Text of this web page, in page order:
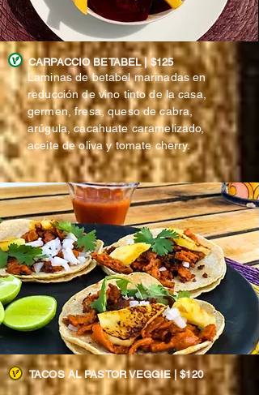
Laminas de betabel marinadas en
reducción de vino tinto de la casa,
germen, fresa, queso de cabra,
arúgula, cacahuate caramelizado,
aceite de oliva y tomate cherry.
CARPACCIO BETABEL | $125
TACOS AL PASTOR VEGGIE | $120